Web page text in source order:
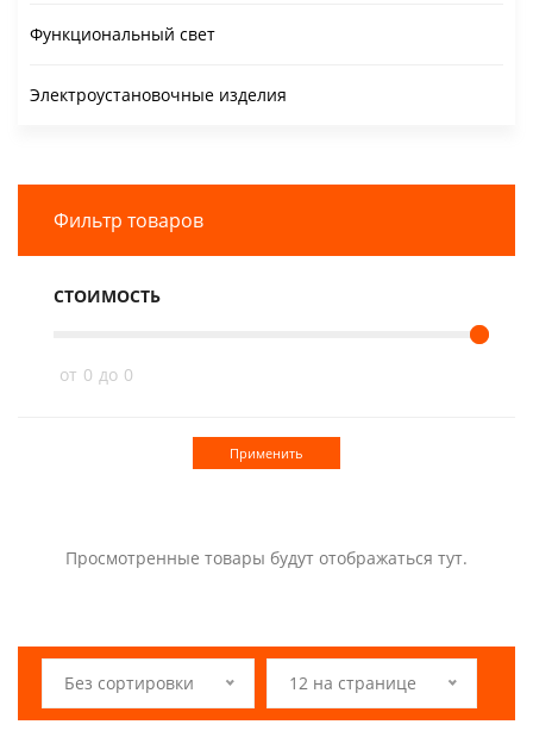
Функциональный свет
Электроустановочные изделия
Фильтр товаров
СТОИМОСТЬ
от 0 до 0
Применить
Просмотренные товары будут отображаться тут.
Без сортировки 12 на странице